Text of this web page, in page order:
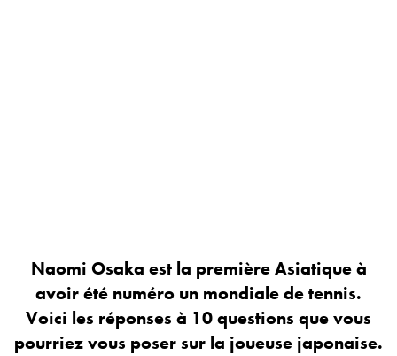
Naomi Osaka est la première Asiatique à
avoir été numéro un mondiale de tennis.
Voici les réponses à 10 questions que vous
pourriez vous poser sur la joueuse japonaise.